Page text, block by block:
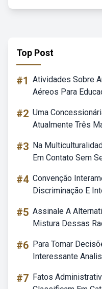
Top Post
#1 Atividades Sobre
Aéreos Para
#2 Uma
Atualmente Três
#3 Na
Em Contato Sem
#4 Convenção
Discriminação E
#5 Assinale A
Mistura Dessas
#6 Para Tomar
Interessante
#7 Fatos